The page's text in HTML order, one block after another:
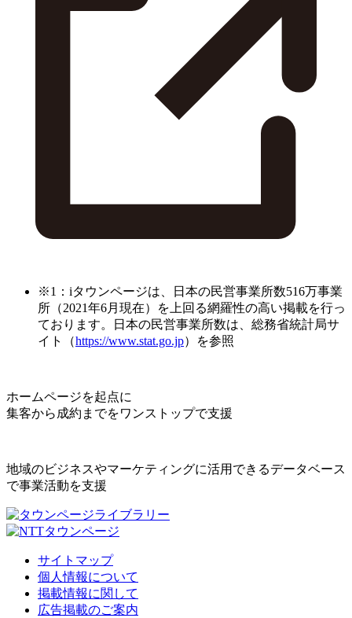
※1：iタウンページは、日本の民営事業所数516万事業
所（2021年6月現在）を上回る網羅性の高い掲載を行っ
ております。日本の民営事業所数は、総務省統計局サ
イト（https://www.stat.go.jp）を参照
ホームページを起点に
集客から成約までをワンストップで支援
地域のビジネスやマーケティングに活用できるデータベース
で事業活動を支援
サイトマップ
個人情報について
掲載情報に関して
広告掲載のご案内